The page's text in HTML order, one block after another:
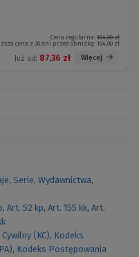
Cena regularna: 104,00 zł
cena z 30 dni przed obniżką:104,00 zł
Już od: 87,36 zł Więcej
, Serie, Wydawnictwa,
, Art. 52 kp, Art. 155 kk, Art.
(KC), Kodeks
, Kodeks Postępowania